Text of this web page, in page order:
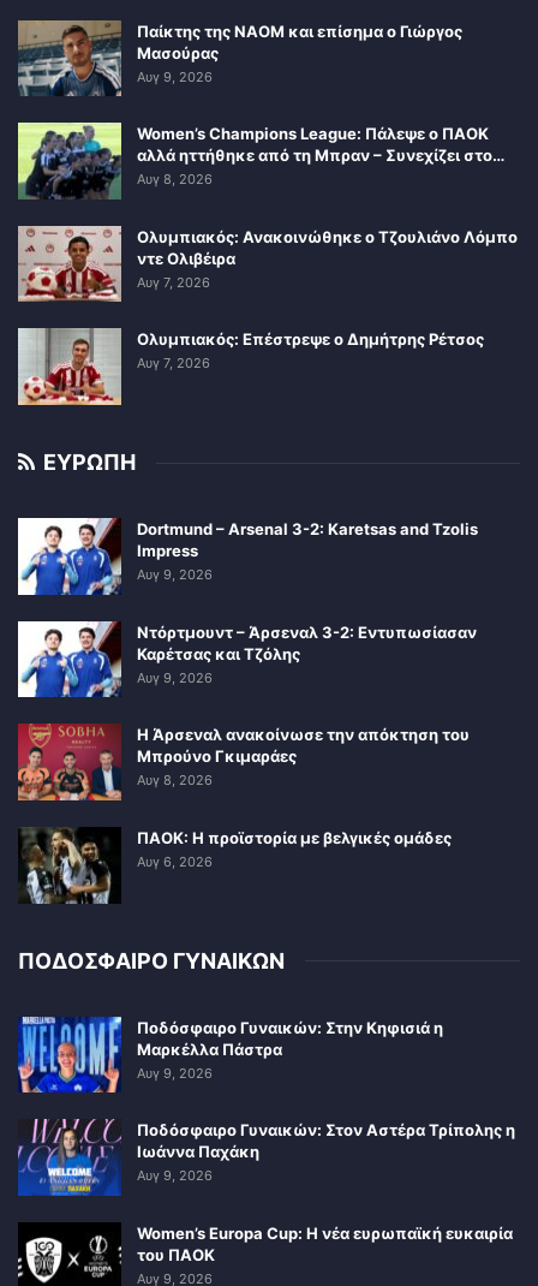
Παίκτης της ΝΑΟΜ και επίσημα ο Γιώργος
Μασούρας
Αυγ 9, 2026
Women’s Champions League: Πάλεψε ο ΠΑΟΚ
αλλά ηττήθηκε από τη Μπραν – Συνεχίζει στο…
Αυγ 8, 2026
Ολυμπιακός: Ανακοινώθηκε ο Τζουλιάνο Λόμπο
ντε Ολιβέιρα
Αυγ 7, 2026
Ολυμπιακός: Επέστρεψε ο Δημήτρης Ρέτσος
Αυγ 7, 2026
ΕΥΡΩΠΗ
Dortmund – Arsenal 3-2: Karetsas and Tzolis
Impress
Αυγ 9, 2026
Ντόρτμουντ – Άρσεναλ 3-2: Εντυπωσίασαν
Καρέτσας και Τζόλης
Αυγ 9, 2026
Η Άρσεναλ ανακοίνωσε την απόκτηση του
Μπρούνο Γκιμαράες
Αυγ 8, 2026
ΠΑΟΚ: Η προϊστορία με βελγικές ομάδες
Αυγ 6, 2026
ΠΟΔΟΣΦΑΙΡΟ ΓΥΝΑΙΚΩΝ
Ποδόσφαιρο Γυναικών: Στην Κηφισιά η
Μαρκέλλα Πάστρα
Αυγ 9, 2026
Ποδόσφαιρο Γυναικών: Στον Αστέρα Τρίπολης η
Ιωάννα Παχάκη
Αυγ 9, 2026
Women’s Europa Cup: Η νέα ευρωπαϊκή ευκαιρία
του ΠΑΟΚ
Αυγ 9, 2026